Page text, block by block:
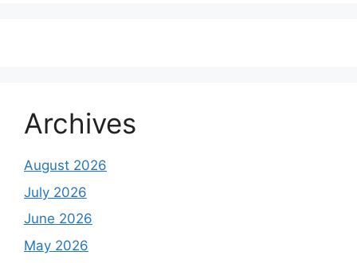
Archives
August 2026
July 2026
June 2026
May 2026